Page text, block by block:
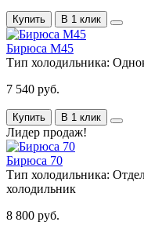
Купить В 1 клик
Бирюса M45
Тип холодильника:
7 540 руб.
Купить В 1 клик
Лидер продаж!
Бирюса 70
Тип холодильника:
холодильник
8 800 руб.